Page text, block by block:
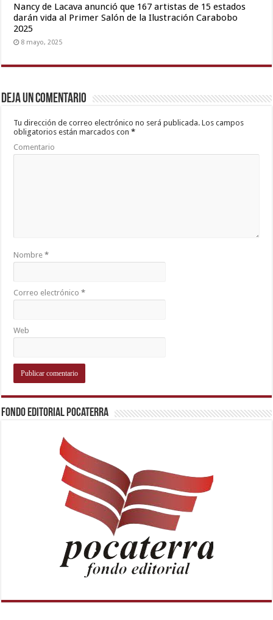
Nancy de Lacava anunció que 167 artistas de 15 estados
darán vida al Primer Salón de la Ilustración Carabobo
2025
8 mayo, 2025
Deja un comentario
Tu dirección de correo electrónico no será publicada. Los campos
obligatorios están marcados con*
Comentario
Nombre*
Correo electrónico*
Web
Fondo Editorial Pocaterra